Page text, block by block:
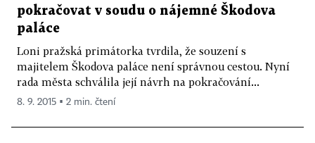
pokračovat v soudu o nájemné Škodova
paláce
Loni pražská primátorka tvrdila, že souzení s
majitelem Škodova paláce není správnou cestou. Nyní
rada města schválila její návrh na pokračování...
8. 9. 2015 ▪ 2 min. čtení